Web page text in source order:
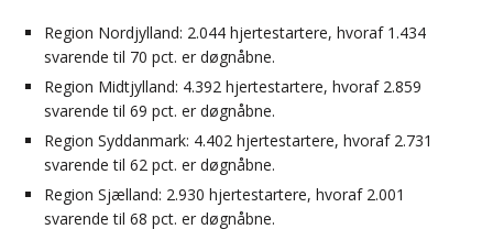
Region Nordjylland: 2.044 hjertestartere, hvoraf 1.434
svarende til 70 pct. er døgnåbne.
Region Midtjylland: 4.392 hjertestartere, hvoraf 2.859
svarende til 69 pct. er døgnåbne.
Region Syddanmark: 4.402 hjertestartere, hvoraf 2.731
svarende til 62 pct. er døgnåbne.
Region Sjælland: 2.930 hjertestartere, hvoraf 2.001
svarende til 68 pct. er døgnåbne.